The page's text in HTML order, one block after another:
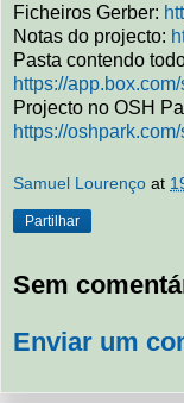
Ficheiros Gerber:
Notas do projecto:
Pasta contendo
https://
Projecto no OSH
https://
Samuel Lourenço at
Partilhar
Sem
Enviar um